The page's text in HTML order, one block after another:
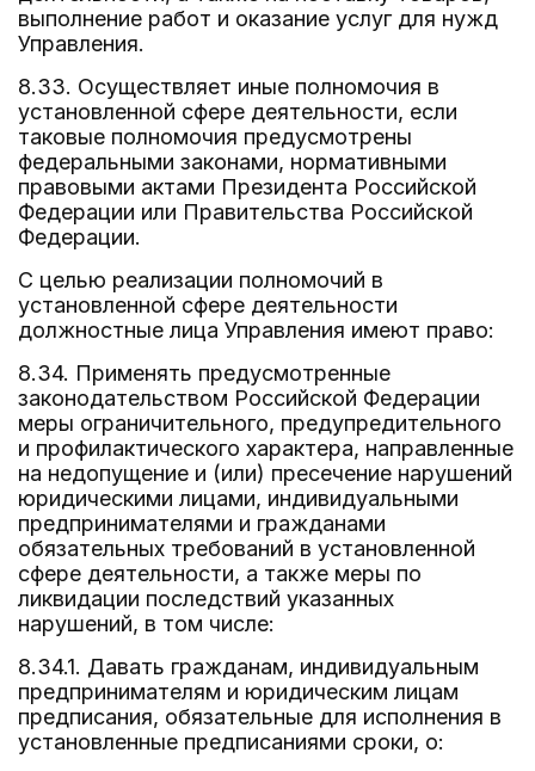
выполнение работ и оказание услуг для нужд
Управления.
8.33. Осуществляет иные полномочия в
установленной сфере деятельности, если
таковые полномочия предусмотрены
федеральными законами, нормативными
правовыми актами Президента Российской
Федерации или Правительства Российской
Федерации.
С целью реализации полномочий в
установленной сфере деятельности
должностные лица Управления имеют право:
8.34. Применять предусмотренные
законодательством Российской Федерации
меры ограничительного, предупредительного
и профилактического характера, направленные
на недопущение и (или) пресечение нарушений
юридическими лицами, индивидуальными
предпринимателями и гражданами
обязательных требований в установленной
сфере деятельности, а также меры по
ликвидации последствий указанных
нарушений, в том числе:
8.34.1. Давать гражданам, индивидуальным
предпринимателям и юридическим лицам
предписания, обязательные для исполнения в
установленные предписаниями сроки, о: